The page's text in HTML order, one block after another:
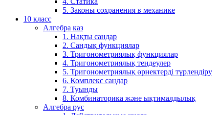
5. Законы сохранения в механике
10 класс
Алгебра каз
1. Нақты сандар
2. Сандық функциялар
3. Тригонометриялық функциялар
4. Тригонометриялық теңдеулер
5. Тригонометриялық өрнектерді түрлендіру
6. Комплекс сандар
7. Туынды
8. Комбинаторика және ықтималдылық
Алгебра рус